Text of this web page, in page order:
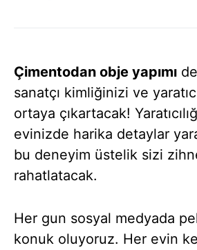
Çimentodan obje yapımı
sanatçı kimliğinizi ve
ortaya çıkartacak!
evinizde harika detaylar
bu deneyim üstelik sizi
rahatlatacak.
Her gun sosyal medyada
konuk oluyoruz. Her evin